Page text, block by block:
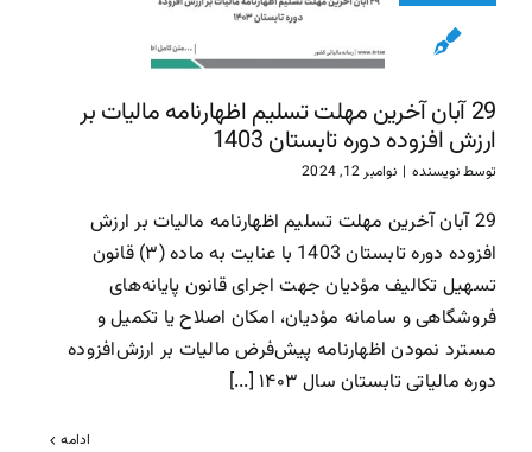
سازمان امور مالیاتی29 آبان آخرین مهلت تسلیم اظهارنامه مالیات بر
ارزش افزوده دوره تابستان 1403
توسطنویسنده | نوامبر 12, 2024
29 آبان آخرین مهلت تسلیم اظهارنامه مالیات بر ارزش
افزوده دوره تابستان 1403 با عنایت به ماده (۳) قانون
تسهیل تکالیف مؤدیان جهت اجرای قانون پایانه‌های
فروشگاهی و سامانه مؤدیان، امکان اصلاح یا تکمیل و
مسترد نمودن اظهارنامه پیش‌فرض مالیات بر ارزش‌افزوده
دوره مالیاتی تابستان سال ۱۴۰۳ [...]
ادامه